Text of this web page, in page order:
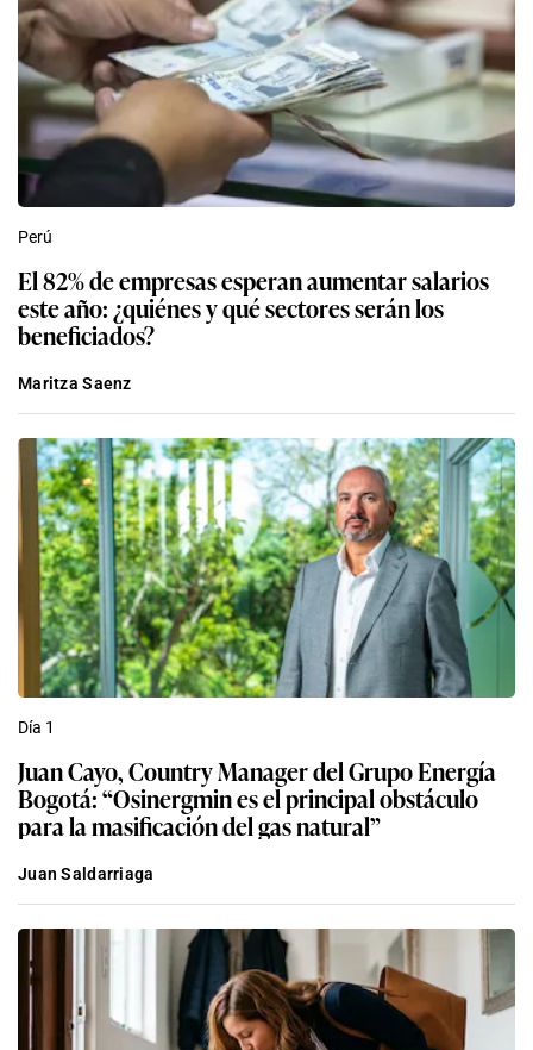
Perú
El 82% de empresas esperan aumentar salarios
este año: ¿quiénes y qué sectores serán los
beneficiados?
Día 1
Juan Cayo, Country Manager del Grupo Energía
Bogotá: “Osinergmin es el principal obstáculo
para la masificación del gas natural”